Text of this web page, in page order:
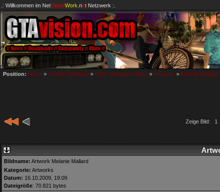
.: Willkommen im NetVisionWork .netNetzwerk :.
Position: Home » Grand Theft Auto » GTA: Chinatown Wars »Artworks »Artwork Melanie
Zeige Bild: 1
Bildname: Artwork Melanie Mallard
Kategorie: Artworks
Datum: 16.10.2009, 19:09
Dateigröße: 70.821 bytes